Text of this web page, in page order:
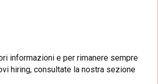
informazioni e per rimanere sempre
hiring, consultate la nostra sezione